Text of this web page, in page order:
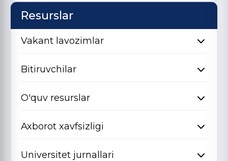
Resurslar
Vakant lavozimlar
Bitiruvchilar
O'quv resurslar
Axborot xavfsizligi
Universitet jurnallari